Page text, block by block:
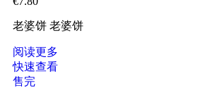
老婆饼 老婆饼
阅读更多
快速查看
售完